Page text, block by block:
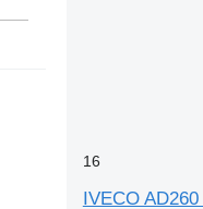
16
IVECO